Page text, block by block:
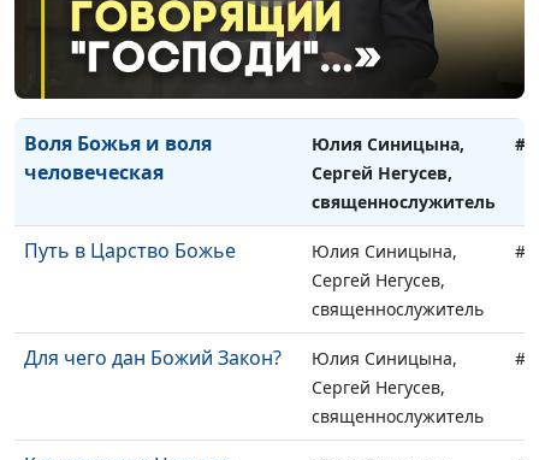
Поклонение Богу или себе?
Юлия Синицына,
Сергей Негусев,
священнослужитель
Воля Божья и воля
человеческая
Юлия Синицына,
Сергей Негусев,
священнослужитель
Путь в Царство Божье
Юлия Синицына,
Сергей Негусев,
священнослужитель
Для чего дан Божий Закон?
Юлия Синицына,
Сергей Негусев,
священнослужитель